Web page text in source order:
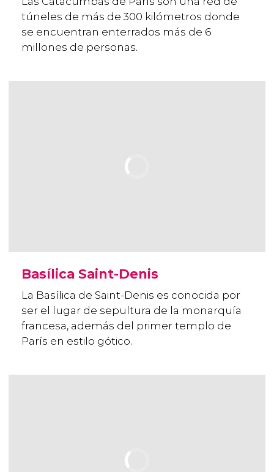
túneles de más de 300 kilómetros donde
se encuentran enterrados más de 6
millones de personas.
Basílica Saint-Denis
La Basílica de Saint-Denis es conocida por
ser el lugar de sepultura de la monarquía
francesa, además del primer templo de
París en estilo gótico.